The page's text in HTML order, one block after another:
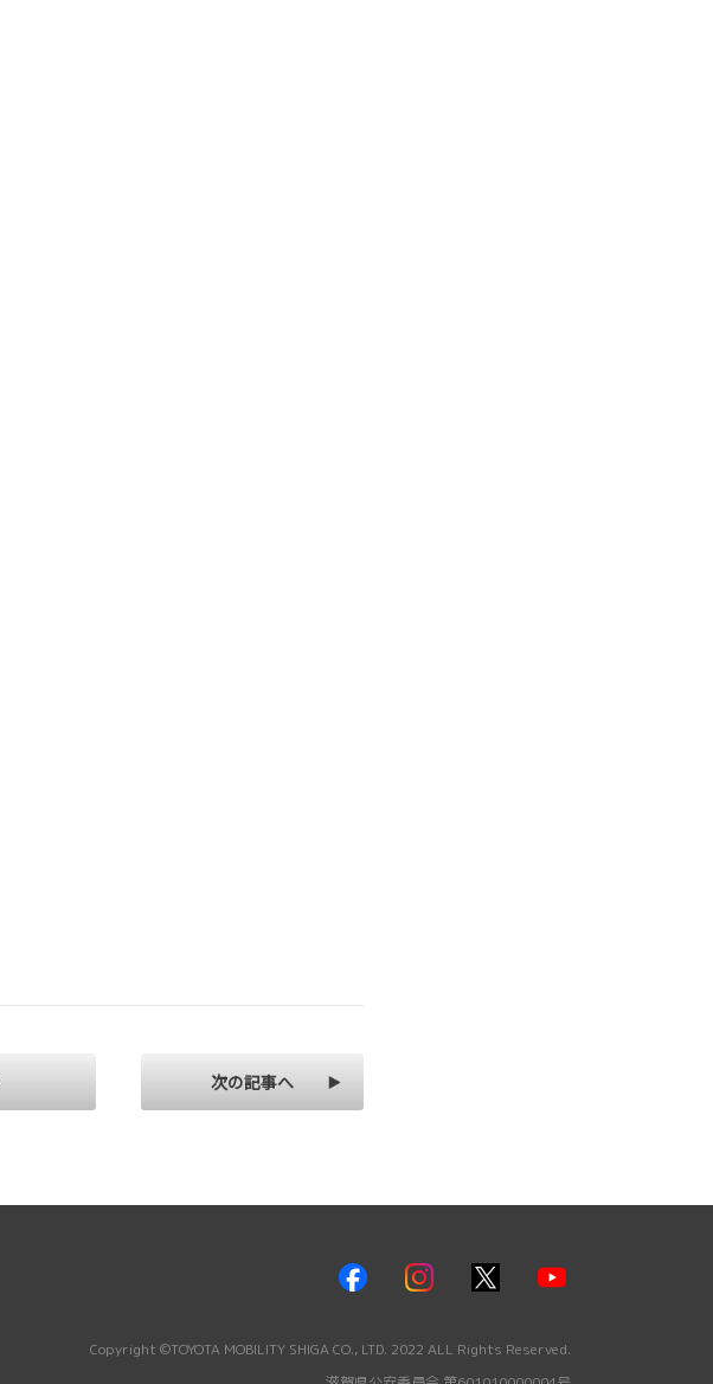
次の記事へ
Copyright ©TOYOTA MOBILITY SHIGA CO., LTD. 2022 ALL Rights Reserved.